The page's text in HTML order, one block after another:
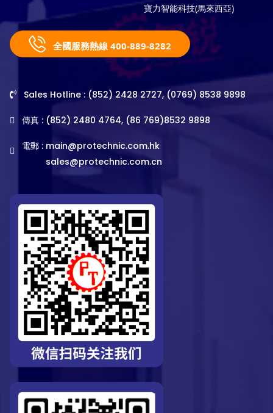
寶力智能科技(馬來西亞)
全國服務熱線 400-889-8282
Sales Hotline : (852) 2428 2727, (0769) 8538 9898
傳真 : (852) 2480 4764, (86 769)8532 9898
電郵 : main@protechnic.com.hk
sales@protechnic.com.cn